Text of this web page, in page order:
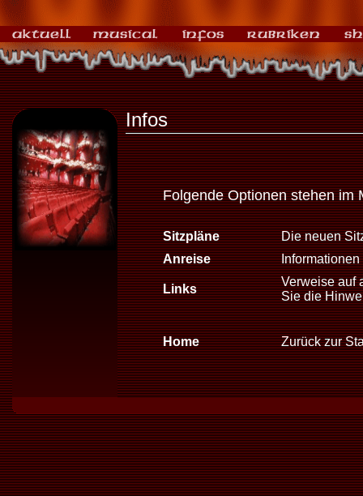
Infos
Folgende Optionen stehen im
Sitzpläne
Die neuen
Anreise
Links
Verweise auf
Sie die
Home Zurück zur